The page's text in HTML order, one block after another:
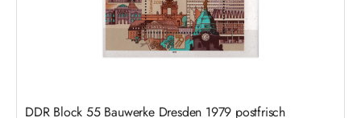
DDR Block 55 Bauwerke Dresden 1979 postfrisch